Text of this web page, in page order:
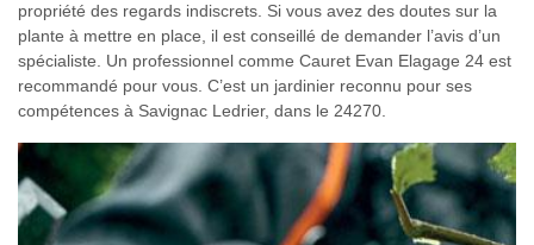
propriété des regards indiscrets. Si vous avez des doutes sur la
plante à mettre en place, il est conseillé de demander l’avis d’un
spécialiste. Un professionnel comme Cauret Evan Elagage 24 est
recommandé pour vous. C’est un jardinier reconnu pour ses
compétences à Savignac Ledrier, dans le 24270.